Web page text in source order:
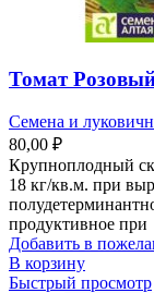
Томат
Семена и
80,00 ₽
Крупноплодный
18 кг/кв.м. при
продуктивное при
Добавить в
В корзину
Быстрый просмотр